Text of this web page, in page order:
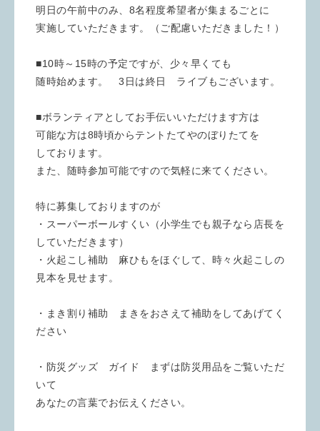
明日の午前中のみ、8名程度希望者が集まるごとに
実施していただきます。（ご配慮いただきました！）
■10時～15時の予定ですが、少々早くても
随時始めます。　3日は終日　ライブもございます。
■ボランティアとしてお手伝いいただけます方は
可能な方は8時頃からテントたてやのぼりたてを
しております。
また、随時参加可能ですので気軽に来てください。
特に募集しておりますのが
・スーパーボールすくい（小学生でも親子なら店長を
していただきます）
・火起こし補助　麻ひもをほぐして、時々火起こしの
見本を見せます。
・まき割り補助　まきをおさえて補助をしてあげてく
ださい
・防災グッズ　ガイド　まずは防災用品をご覧いただ
いて
あなたの言葉でお伝えください。